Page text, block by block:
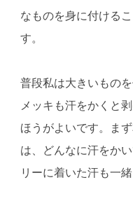
なものを身に付ける
す。
普段私は大きいもの
メッキも汗をかくと
ほうがよいです。ま
は、どんなに汗をか
リーに着いた汗も一